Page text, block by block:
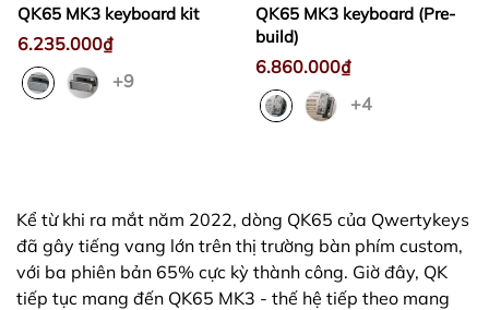
QK65 MK3 keyboard kit
6.235.000₫
+9
QK65 MK3 keyboard (Pre-
build)
6.860.000₫
+4
Kể từ khi ra mắt năm 2022, dòng QK65 của Qwertykeys
đã gây tiếng vang lớn trên thị trường bàn phím custom,
với ba phiên bản 65% cực kỳ thành công. Giờ đây, QK
tiếp tục mang đến QK65 MK3 - thế hệ tiếp theo mang